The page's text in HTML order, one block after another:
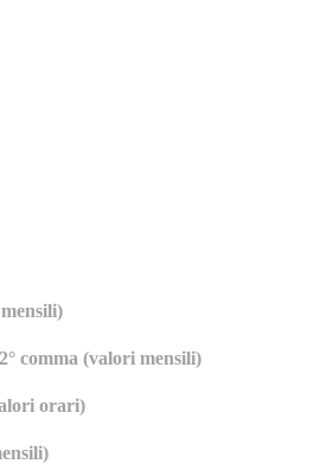
comma (valori mensili)
orari)